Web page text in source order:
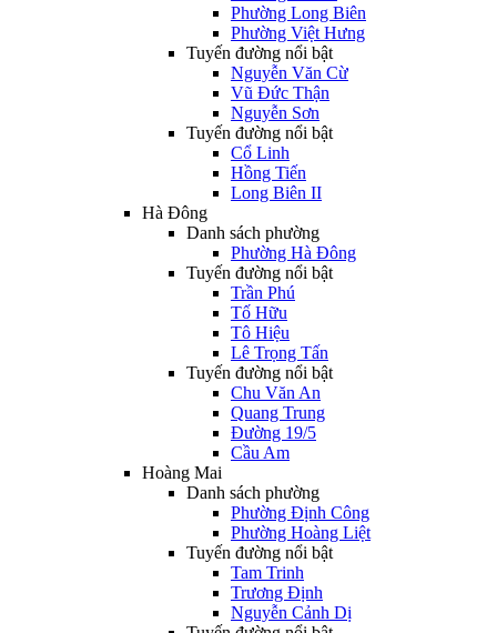
Phường Long Biên
Phường Việt Hưng
Tuyến đường nổi bật
Nguyễn Văn Cừ
Vũ Đức Thận
Nguyễn Sơn
Tuyến đường nổi bật
Cổ Linh
Hồng Tiến
Long Biên II
Hà Đông
Danh sách phường
Phường Hà Đông
Tuyến đường nổi bật
Trần Phú
Tố Hữu
Tô Hiệu
Lê Trọng Tấn
Tuyến đường nổi bật
Chu Văn An
Quang Trung
Đường 19/5
Cầu Am
Hoàng Mai
Danh sách phường
Phường Định Công
Phường Hoàng Liệt
Tuyến đường nổi bật
Tam Trinh
Trương Định
Nguyễn Cảnh Dị